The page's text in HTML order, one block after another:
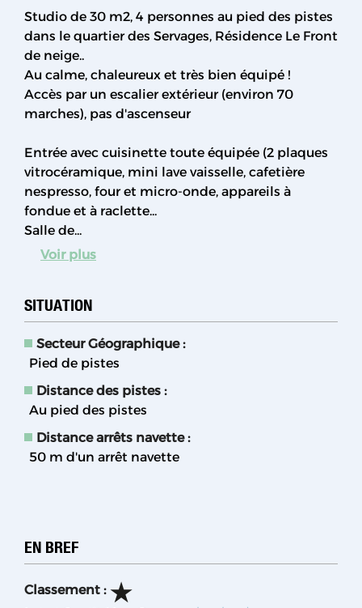
Studio de 30 m2, 4 personnes au pied des pistes
dans le quartier des Servages, Résidence Le Front
de neige..
Au calme, chaleureux et très bien équipé !
Accès par un escalier extérieur (environ 70
marches), pas d'ascenseur
Entrée avec cuisinette toute équipée (2 plaques
vitrocéramique, mini lave vaisselle, cafetière
nespresso, four et micro-onde, appareils à
fondue et à raclette...
Salle de...
Voir plus
SITUATION
Secteur Géographique :
Pied de pistes
Distance des pistes :
Au pied des pistes
Distance arrêts navette :
50 m d'un arrêt navette
EN BREF
Classement :